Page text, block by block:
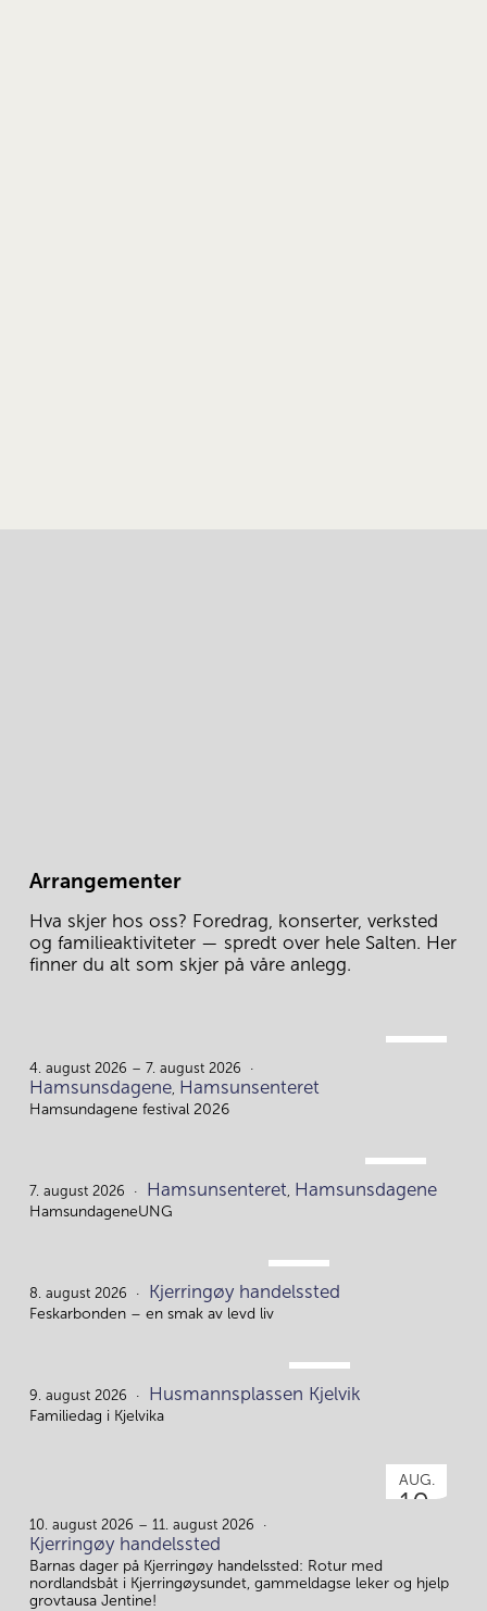
Arrangementer
Hva skjer hos oss? Foredrag, konserter, verksted
og familieaktiviteter — spredt over hele Salten. Her
finner du alt som skjer på våre anlegg.
4. august 2026 – 7. august 2026
Hamsunsdagene, Hamsunsenteret
Hamsundagene festival 2026
7.
7. august 2026 Hamsunsenteret, Hamsunsdagene
HamsundageneUNG
8.
8. august 2026 Kjerringøy handelssted
Feskarbonden – en smak av levd liv
9.
9. august 2026 Husmannsplassen Kjelvik
Familiedag i Kjelvika
AUG.
10.
10. august 2026 – 11. august 2026
Kjerringøy handelssted
Barnas dager på Kjerringøy handelssted: Rotur med
nordlandsbåt i Kjerringøysundet, gammeldagse leker og hjelp
grovtausa Jentine!